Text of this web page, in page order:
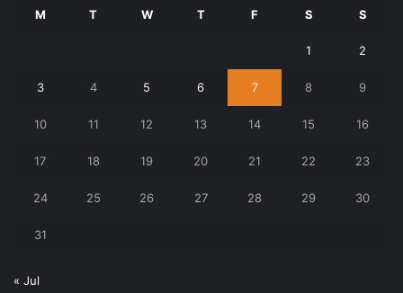
M T W T F S S
1 2
3 4 5 6 7 8 9
10 11 12 13 14 15 16
17 18 19 20 21 22 23
24 25 26 27 28 29 30
31
« Jul